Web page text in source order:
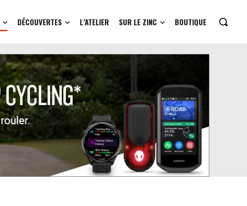
DÉCOUVERTES L’ATELIER SUR LE ZINC BOUTIQUE